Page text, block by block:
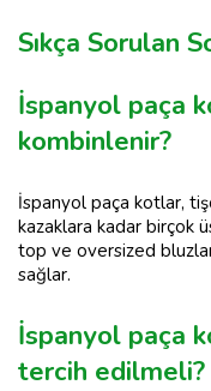
Sıkça Sorulan
İspanyol paça
kombinlenir?
İspanyol paça kotlar,
kazaklara kadar birçok
top ve oversized
sağlar.
İspanyol paça
tercih edilmeli?